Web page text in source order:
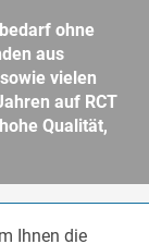
ohne
aus
vielen
auf RCT
Qualität,
beschrieben.
Ihnen die